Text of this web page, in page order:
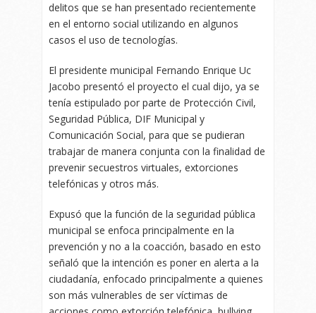
delitos que se han presentado recientemente
en el entorno social utilizando en algunos
casos el uso de tecnologías.
El presidente municipal Fernando Enrique Uc
Jacobo presentó el proyecto el cual dijo, ya se
tenía estipulado por parte de Protección Civil,
Seguridad Pública, DIF Municipal y
Comunicación Social, para que se pudieran
trabajar de manera conjunta con la finalidad de
prevenir secuestros virtuales, extorciones
telefónicas y otros más.
Expusó que la función de la seguridad pública
municipal se enfoca principalmente en la
prevención y no a la coacción, basado en esto
señaló que la intención es poner en alerta a la
ciudadanía, enfocado principalmente a quienes
son más vulnerables de ser víctimas de